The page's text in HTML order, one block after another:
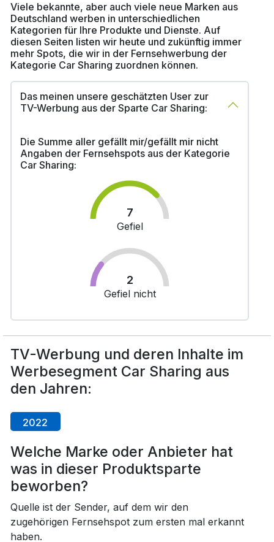
Viele bekannte, aber auch viele neue Marken aus
Deutschland werben in unterschiedlichen
Kategorien für Ihre Produkte und Dienste. Auf
diesen Seiten listen wir heute und zukünftig immer
mehr Spots, die wir in der Fernsehwerbung der
Kategorie Car Sharing zuordnen können.
Das meinen unsere geschätzten User zur
TV-Werbung aus der Sparte Car Sharing:
Die Summe aller gefällt mir/gefällt mir nicht
Angaben der Fernsehspots aus der Kategorie
Car Sharing:
7
Gefiel
2
Gefiel nicht
TV-Werbung und deren Inhalte im
Werbesegment Car Sharing aus
den Jahren:
2022
Welche Marke oder Anbieter hat
was in dieser Produktsparte
beworben?
Quelle ist der Sender, auf dem wir den
zugehörigen Fernsehspot zum ersten mal erkannt
haben.